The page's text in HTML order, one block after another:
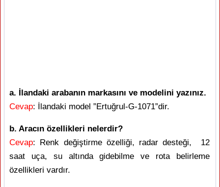
a. İlandaki arabanın markasını ve modelini yazınız.
Cevap: İlandaki model ”Ertuğrul-G-1071”dir.
b. Aracın özellikleri nelerdir?
Cevap: Renk değiştirme özelliği, radar desteği, 12
saat uça, su altında gidebilme ve rota belirleme
özellikleri vardır.